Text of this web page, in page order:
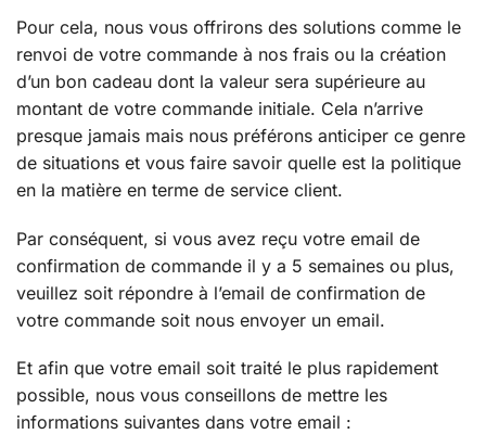
Pour cela, nous vous offrirons des solutions comme le
renvoi de votre commande à nos frais ou la création
d’un bon cadeau dont la valeur sera supérieure au
montant de votre commande initiale. Cela n’arrive
presque jamais mais nous préférons anticiper ce genre
de situations et vous faire savoir quelle est la politique
en la matière en terme de service client.
Par conséquent, si vous avez reçu votre email de
confirmation de commande il y a 5 semaines ou plus,
veuillez soit répondre à l’email de confirmation de
votre commande soit nous envoyer un email.
Et afin que votre email soit traité le plus rapidement
possible, nous vous conseillons de mettre les
informations suivantes dans votre email :